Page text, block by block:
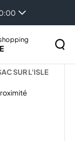
SUR L'ISLE